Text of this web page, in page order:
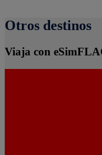
Otros destinos
Viaja con